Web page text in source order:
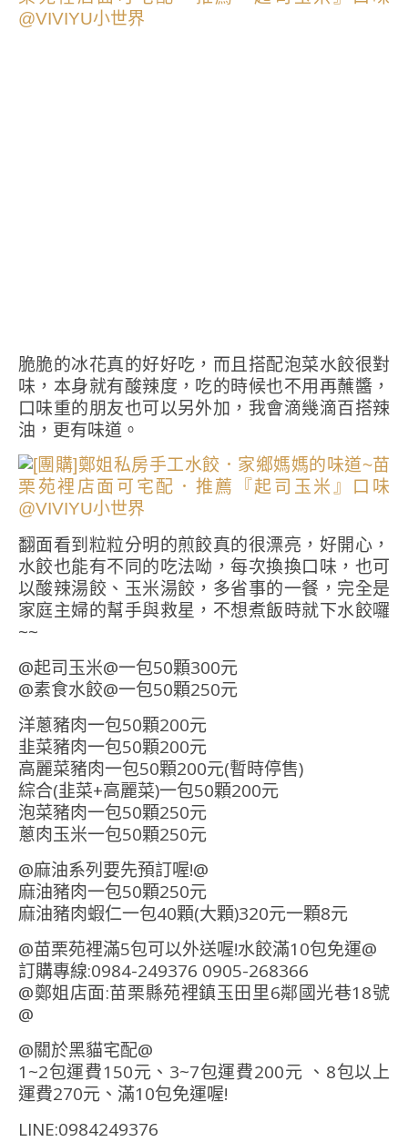
脆脆的冰花真的好好吃，而且搭配泡菜水餃很對
味，本身就有酸辣度，吃的時候也不用再蘸醬，
口味重的朋友也可以另外加，我會滴幾滴百搭辣
油，更有味道。
翻面看到粒粒分明的煎餃真的很漂亮，好開心，
水餃也能有不同的吃法呦，每次換換口味，也可
以酸辣湯餃、玉米湯餃，多省事的一餐，完全是
家庭主婦的幫手與救星，不想煮飯時就下水餃囉
~~
@起司玉米@一包50顆300元
@素食水餃@一包50顆250元
洋蔥豬肉一包50顆200元
韭菜豬肉一包50顆200元
高麗菜豬肉一包50顆200元(暫時停售)
綜合(韭菜+高麗菜)一包50顆200元
泡菜豬肉一包50顆250元
蔥肉玉米一包50顆250元
@麻油系列要先預訂喔!@
麻油豬肉一包50顆250元
麻油豬肉蝦仁一包40顆(大顆)320元一顆8元
@苗栗苑裡滿5包可以外送喔!水餃滿10包免運@
訂購專線:0984-249376 0905-268366
@鄭姐店面:苗栗縣苑裡鎮玉田里6鄰國光巷18號
@
@關於黑貓宅配@
1~2包運費150元、3~7包運費200元 、8包以上
運費270元、滿10包免運喔!
LINE:0984249376